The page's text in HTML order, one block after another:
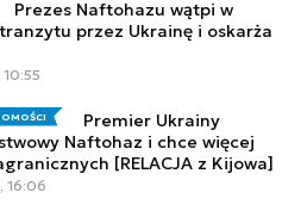
Prezes Naftohazu wątpi w
przez Ukrainę i oskarża
Premier Ukrainy
Naftohaz i chce więcej
[RELACJA z Kijowa]
16:06